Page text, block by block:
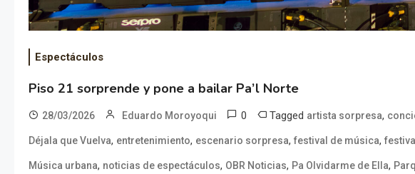
Espectáculos
Piso 21 sorprende y pone a bailar Pa’l Norte
28/03/2026 Eduardo Moroyoqui 0 Tagged artista sorpresa,
Déjala que Vuelva, entretenimiento, escenario sorpresa, festival de música,
Música urbana, noticias de espectáculos, OBR Noticias, Pa Olvidarme de Ella,